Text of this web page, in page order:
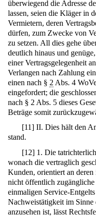
überwiegend die Adresse
lassen, seien die Kläger in
Vermietern, deren
dürfen, zum Zwecke von
zu setzen. All dies gehe
deutlich hinaus und
einer Vertragsgelegenheit
Verlangen nach Zahlung
einen nach § 2 Abs. 4
eingefordert; die
nach § 2 Abs. 5 dieses
Beträge somit
[11] II. Dies hält den
stand.
[12] 1. Die
wonach die vertraglich
Kunden, orientiert an
nicht öffentlich
einmaligen Service-
Nachweistätigkeit im Sinne
anzusehen ist, lässt